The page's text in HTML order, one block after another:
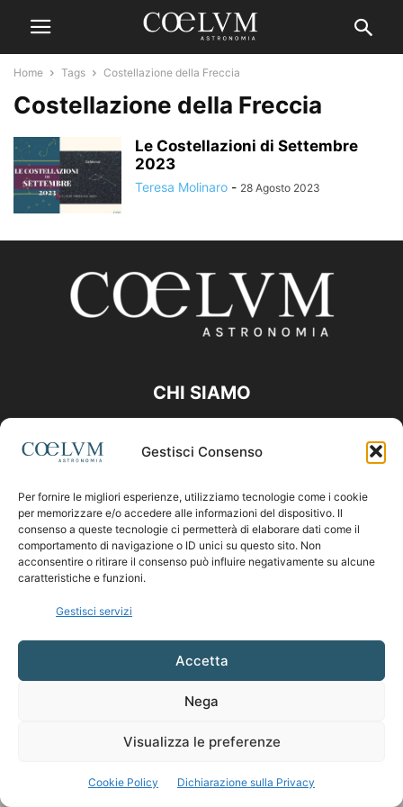
Gestisci Consenso
Per fornire le migliori esperienze, utilizziamo tecnologie come i cookie
per memorizzare e/o accedere alle informazioni del dispositivo. Il
consenso a queste tecnologie ci permetterà di elaborare dati come il
comportamento di navigazione o ID unici su questo sito. Non
acconsentire o ritirare il consenso può influire negativamente su alcune
caratteristiche e funzioni.
Gestisci servizi
Accetta
Nega
Visualizza le preferenze
Cookie Policy Dichiarazione sulla Privacy
Home Tags Costellazione della Freccia
Costellazione della Freccia
Le Costellazioni di Settembre
2023
Teresa Molinaro - 28 Agosto 2023
CHI SIAMO
Contattaci:coelumastro@coelum.com
SEGUICI